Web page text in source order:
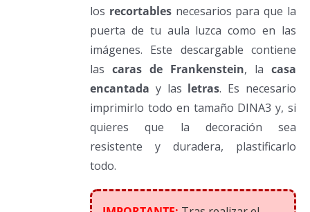
los recortablesnecesarios para que la
puerta de tu aula luzca como en las
imágenes. Este descargable contiene
lascaras de Frankenstein, la casa
encantada y las letras. Es necesario
imprimirlo todo en tamaño DINA3 y, si
quieres que la decoración sea
resistente y duradera, plastificarlo
todo.